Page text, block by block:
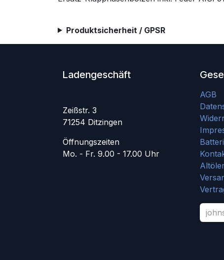
Produktsicherheit / GPSR
Ladengeschäft
Zeißstr. 3
71254 Ditzingen
Öffnungszeiten
Mo. - Fr. 9.00 - 17.00 Uhr
AGB